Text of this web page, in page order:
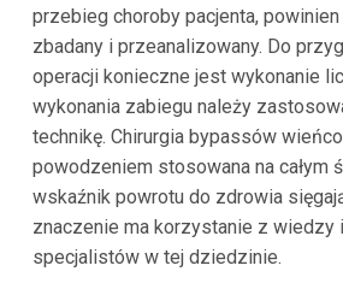
przebieg choroby pacjenta,
zbadany i przeanalizowany. Do
operacji konieczne jest wykonanie
wykonania zabiegu należy
technikę. Chirurgia bypassów
powodzeniem stosowana na całym
wskaźnik powrotu do zdrowia
znaczenie ma korzystanie z wiedzy
specjalistów w tej dziedzinie.